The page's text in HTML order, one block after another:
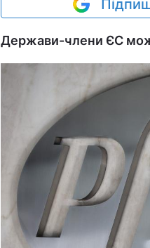
Держави-члени ЄС